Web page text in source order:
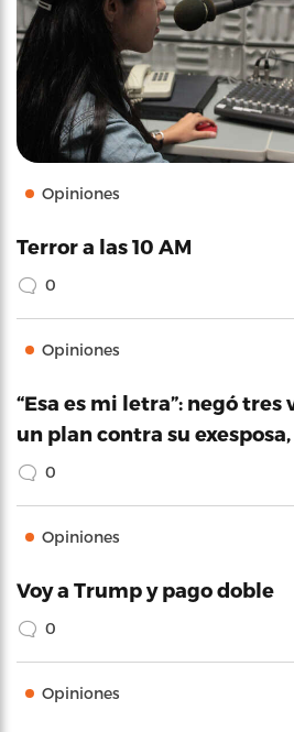
Opiniones
Terror a las 10 AM
0
Opiniones
“Esa es mi letra”: negó tres
un plan contra su
0
Opiniones
Voy a Trump y pago doble
0
Opiniones